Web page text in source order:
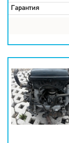
Гарантия